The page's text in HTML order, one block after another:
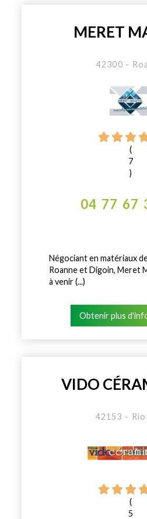
MERET
42300 -
(
7
)
04 77 67
Négociant en matériaux
Roanne et Digoin, Meret
à venir (...)
Obtenir plus
VIDO
42153 -
(
5